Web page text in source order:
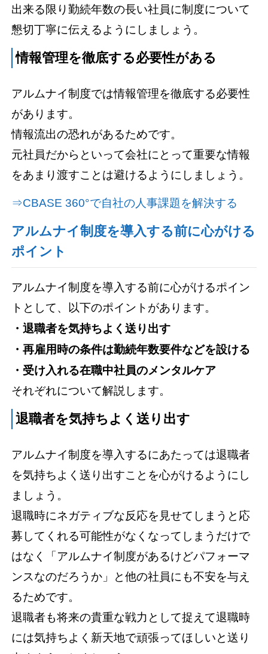
出来る限り勤続年数の長い社員に制度について
懇切丁寧に伝えるようにしましょう。
情報管理を徹底する必要性がある
アルムナイ制度では情報管理を徹底する必要性
があります。
情報流出の恐れがあるためです。
元社員だからといって会社にとって重要な情報
をあまり渡すことは避けるようにしましょう。
⇒CBASE 360°で自社の人事課題を解決する
アルムナイ制度を導入する前に心がける
ポイント
アルムナイ制度を導入する前に心がけるポイン
トとして、以下のポイントがあります。
・退職者を気持ちよく送り出す
・再雇用時の条件は勤続年数要件などを設ける
・受け入れる在職中社員のメンタルケア
それぞれについて解説します。
退職者を気持ちよく送り出す
アルムナイ制度を導入するにあたっては退職者
を気持ちよく送り出すことを心がけるようにし
ましょう。
退職時にネガティブな反応を見せてしまうと応
募してくれる可能性がなくなってしまうだけで
はなく「アルムナイ制度があるけどパフォーマ
ンスなのだろうか」と他の社員にも不安を与え
るためです。
退職者も将来の貴重な戦力として捉えて退職時
には気持ちよく新天地で頑張ってほしいと送り